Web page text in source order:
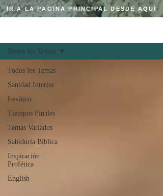
IR A LA PÁGINA PRINCIPAL DESDE AQUÍ
Todos los Temas
Sanidad Interior
Levítico
Tiempos Finales
Temas Variados
Sabiduría Bíblica
Inspiración
Profética
English
Todos los Temas